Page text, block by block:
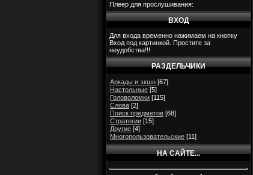
Плеер для прослушивания:
ВХОД
Для входа временно нажимаем на кнопку
Вход под картинкой. Простите за
неудобства!!!
РАЗДЕЛЬЧИКИ
Аркады и экшн [67]
Настольные [5]
Головоломки [115]
Слова [2]
Поиск предметов [68]
Стратегии [15]
Другие [4]
Многопользовательские [11]
НА САЙТЕ...